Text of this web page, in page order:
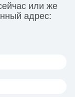
или же
адрес: